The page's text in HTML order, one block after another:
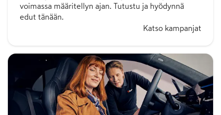
voimassa määritellyn ajan. Tutustu ja hyödynnä
edut tänään.
Katso kampanjat